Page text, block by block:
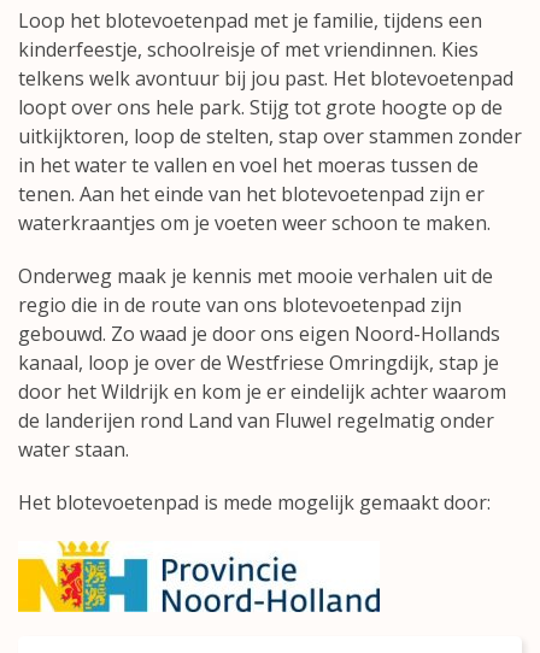
Loop het blotevoetenpad met je familie, tijdens een
kinderfeestje, schoolreisje of met vriendinnen. Kies
telkens welk avontuur bij jou past. Het blotevoetenpad
loopt over ons hele park. Stijg tot grote hoogte op de
uitkijktoren, loop de stelten, stap over stammen zonder
in het water te vallen en voel het moeras tussen de
tenen. Aan het einde van het blotevoetenpad zijn er
waterkraantjes om je voeten weer schoon te maken.
Onderweg maak je kennis met mooie verhalen uit de
regio die in de route van ons blotevoetenpad zijn
gebouwd. Zo waad je door ons eigen Noord-Hollands
kanaal, loop je over de Westfriese Omringdijk, stap je
door het Wildrijk en kom je er eindelijk achter waarom
de landerijen rond Land van Fluwel regelmatig onder
water staan.
Het blotevoetenpad is mede mogelijk gemaakt door: